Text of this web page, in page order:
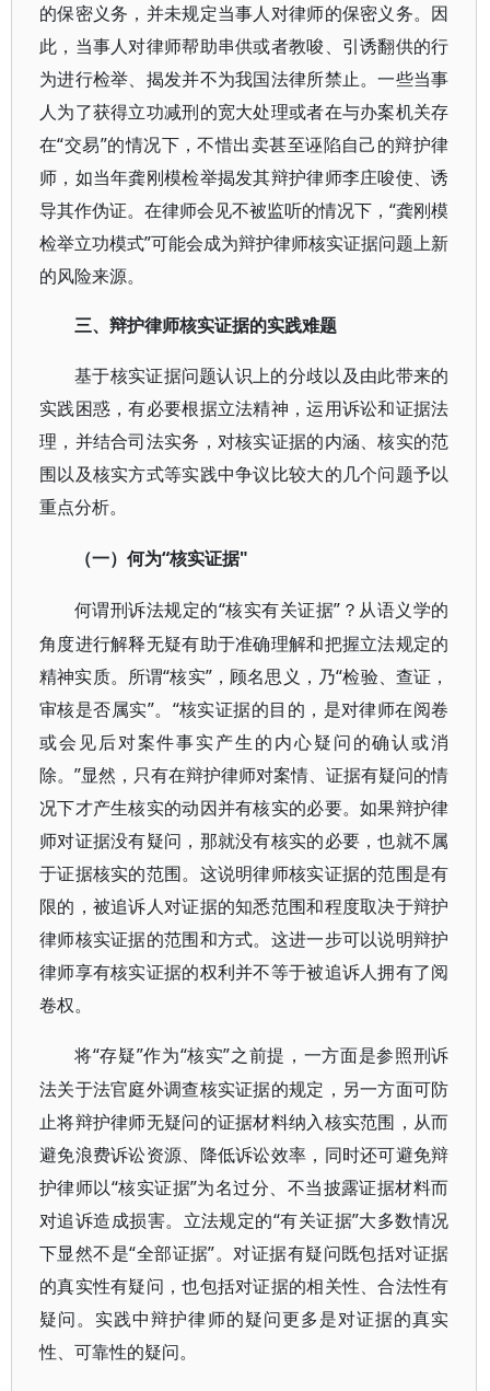
的保密义务，并未规定当事人对律师的保密义务。因
此，当事人对律师帮助串供或者教唆、引诱翻供的行
为进行检举、揭发并不为我国法律所禁止。一些当事
人为了获得立功减刑的宽大处理或者在与办案机关存
在“交易”的情况下，不惜出卖甚至诬陷自己的辩护律
师，如当年龚刚模检举揭发其辩护律师李庄唆使、诱
导其作伪证。在律师会见不被监听的情况下，“龚刚模
检举立功模式”可能会成为辩护律师核实证据问题上新
的风险来源。
三、辩护律师核实证据的实践难题
基于核实证据问题认识上的分歧以及由此带来的
实践困惑，有必要根据立法精神，运用诉讼和证据法
理，并结合司法实务，对核实证据的内涵、核实的范
围以及核实方式等实践中争议比较大的几个问题予以
重点分析。
（一）何为“核实证据"
何谓刑诉法规定的“核实有关证据”？从语义学的
角度进行解释无疑有助于准确理解和把握立法规定的
精神实质。所谓“核实”，顾名思义，乃“检验、查证，
审核是否属实”。“核实证据的目的，是对律师在阅卷
或会见后对案件事实产生的内心疑问的确认或消
除。”显然，只有在辩护律师对案情、证据有疑问的情
况下才产生核实的动因并有核实的必要。如果辩护律
师对证据没有疑问，那就没有核实的必要，也就不属
于证据核实的范围。这说明律师核实证据的范围是有
限的，被追诉人对证据的知悉范围和程度取决于辩护
律师核实证据的范围和方式。这进一步可以说明辩护
律师享有核实证据的权利并不等于被追诉人拥有了阅
卷权。
将“存疑”作为“核实”之前提，一方面是参照刑诉
法关于法官庭外调查核实证据的规定，另一方面可防
止将辩护律师无疑问的证据材料纳入核实范围，从而
避免浪费诉讼资源、降低诉讼效率，同时还可避免辩
护律师以“核实证据”为名过分、不当披露证据材料而
对追诉造成损害。立法规定的“有关证据”大多数情况
下显然不是“全部证据”。对证据有疑问既包括对证据
的真实性有疑问，也包括对证据的相关性、合法性有
疑问。实践中辩护律师的疑问更多是对证据的真实
性、可靠性的疑问。